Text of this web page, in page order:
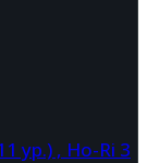
ур.) , Ho-Ri 3